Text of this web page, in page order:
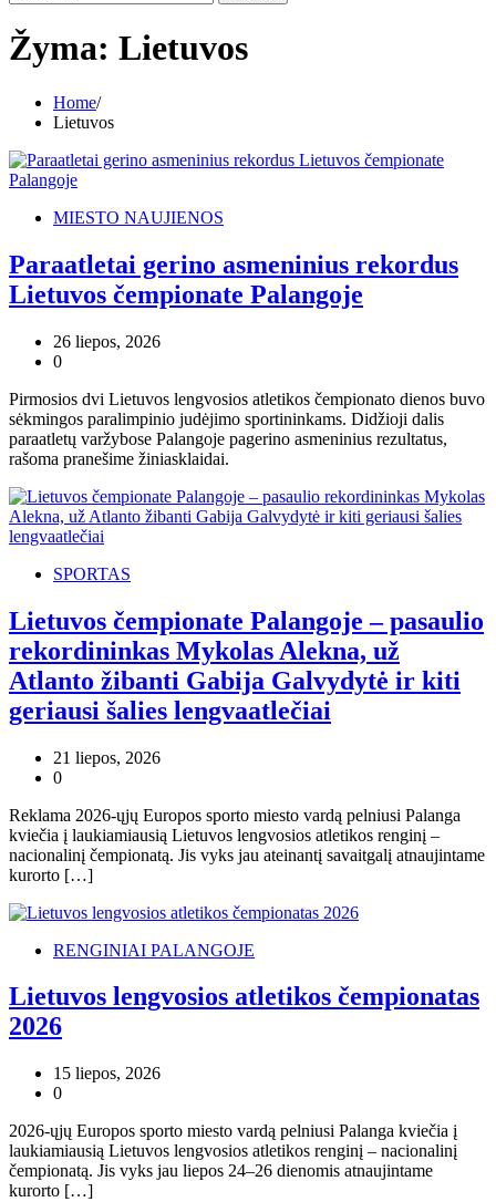
Žyma: Lietuvos
Home
Lietuvos
MIESTO NAUJIENOS
Paraatletai gerino asmeninius rekordus
Lietuvos čempionate Palangoje
26 liepos, 2026
0
Pirmosios dvi Lietuvos lengvosios atletikos čempionato dienos buvo
sėkmingos paralimpinio judėjimo sportininkams. Didžioji dalis
paraatletų varžybose Palangoje pagerino asmeninius rezultatus,
rašoma pranešime žiniasklaidai.
SPORTAS
Lietuvos čempionate Palangoje – pasaulio
rekordininkas Mykolas Alekna, už
Atlanto žibanti Gabija Galvydytė ir kiti
geriausi šalies lengvaatlečiai
21 liepos, 2026
0
Reklama 2026-ųjų Europos sporto miesto vardą pelniusi Palanga
kviečia į laukiamiausią Lietuvos lengvosios atletikos renginį –
nacionalinį čempionatą. Jis vyks jau ateinantį savaitgalį atnaujintame
kurorto […]
RENGINIAI PALANGOJE
Lietuvos lengvosios atletikos čempionatas
2026
15 liepos, 2026
0
2026-ųjų Europos sporto miesto vardą pelniusi Palanga kviečia į
laukiamiausią Lietuvos lengvosios atletikos renginį – nacionalinį
čempionatą. Jis vyks jau liepos 24–26 dienomis atnaujintame
kurorto […]